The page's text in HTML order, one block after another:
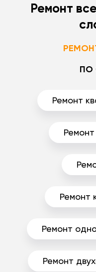
Ремонт
ПО
Ремонт
Ремонт
Ремонт
Ремонт